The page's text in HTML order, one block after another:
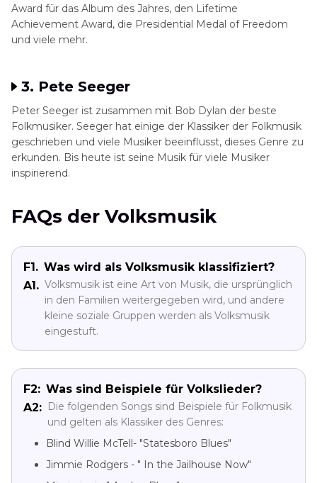
Award für das Album des Jahres, den Lifetime
Achievement Award, die Presidential Medal of Freedom
und viele mehr.
3. Pete Seeger
Peter Seeger ist zusammen mit Bob Dylan der beste
Folkmusiker. Seeger hat einige der Klassiker der Folkmusik
geschrieben und viele Musiker beeinflusst, dieses Genre zu
erkunden. Bis heute ist seine Musik für viele Musiker
inspirierend.
FAQs der Volksmusik
F1. Was wird als Volksmusik klassifiziert?
A1. Volksmusik ist eine Art von Musik, die ursprünglich
in den Familien weitergegeben wird, und andere
kleine soziale Gruppen werden als Volksmusik
eingestuft.
F2: Was sind Beispiele für Volkslieder?
A2: Die folgenden Songs sind Beispiele für Folkmusik
und gelten als Klassiker des Genres:
Blind Willie McTell- "Statesboro Blues"
Jimmie Rodgers - " In the Jailhouse Now"